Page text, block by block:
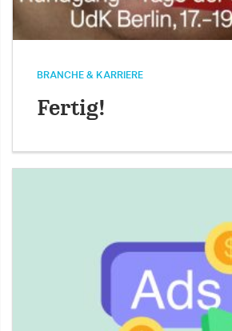
BRANCHE & KARRIERE
Fertig!